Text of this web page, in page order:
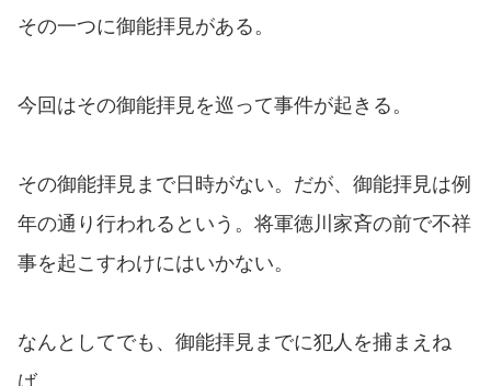
その一つに御能拝見がある。
今回はその御能拝見を巡って事件が起きる。
その御能拝見まで日時がない。だが、御能拝見は例
年の通り行われるという。将軍徳川家斉の前で不祥
事を起こすわけにはいかない。
なんとしてでも、御能拝見までに犯人を捕まえね
ば…。